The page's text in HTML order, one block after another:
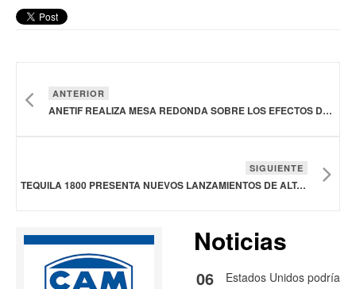
ANTERIOR
ANETIF REALIZA MESA REDONDA SOBRE LOS EFECTOS DEL GUSANO BARRENADOR EN LA GANADERÍA MEXICANA
SIGUIENTE
TEQUILA 1800 PRESENTA NUEVOS LANZAMIENTOS DE ALTA GRADUACIÓN
Noticias
Estados Unidos podría
06